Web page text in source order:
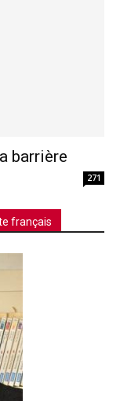
barrière
271
français